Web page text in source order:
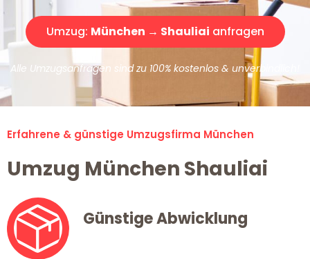
Umzug: München → Shauliai anfragen
Alle Umzugsanfragen sind zu 100% kostenlos & unverbindlich!
Erfahrene & günstige Umzugsfirma München
Umzug München Shauliai
Günstige Abwicklung